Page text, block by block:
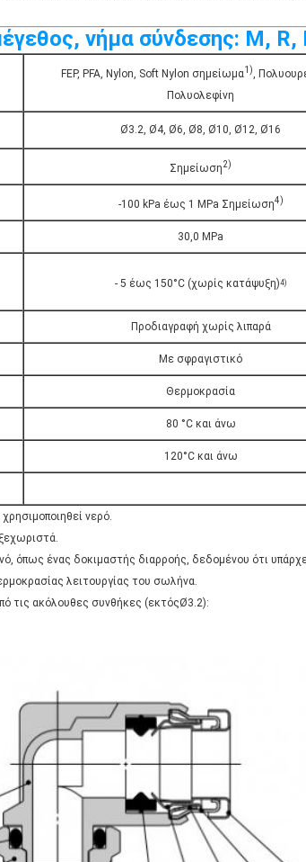
νήμα σύνδεσης: M, R,
FEP, PFA, Nylon, Soft Nylon σημείωμα1),
Πολυολεφίνη
Ø3.2, Ø4, Ø6, Ø8, Ø10, Ø12, Ø16
Σημείωση2)
-100 kPa έως 1 MPa Σημείωση4)
30,0 MPa
- 5 έως 150°C (χωρίς κατάψυξη)4)
Προδιαγραφή χωρίς λιπαρά
Με σφραγιστικό
Θερμοκρασία
80 °C και άνω
120°C και άνω
νερό.
όπως ένας δοκιμαστής διαρροής, δεδομένου ότι
λειτουργίας του σωλήνα.
τις ακόλουθες συνθήκες (εκτόςØ3.2):